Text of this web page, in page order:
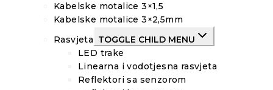
Kabelske motalice 3×1,5
Kabelske motalice 3×2,5mm
Rasvjeta TOGGLE CHILD MENU
LED trake
Linearna i vodotjesna rasvjeta
Reflektori sa senzorom